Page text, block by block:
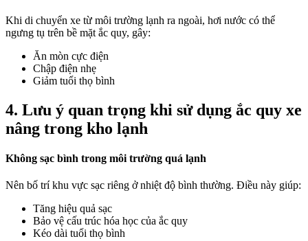
Khi di chuyển xe từ môi trường lạnh ra ngoài, hơi nước có thể
ngưng tụ trên bề mặt ắc quy, gây:
Ăn mòn cực điện
Chập điện nhẹ
Giảm tuổi thọ bình
4. Lưu ý quan trọng khi sử dụng ắc quy xe
nâng trong kho lạnh
Không sạc bình trong môi trường quá lạnh
Nên bố trí khu vực sạc riêng ở nhiệt độ bình thường. Điều này giúp:
Tăng hiệu quả sạc
Bảo vệ cấu trúc hóa học của ắc quy
Kéo dài tuổi thọ bình